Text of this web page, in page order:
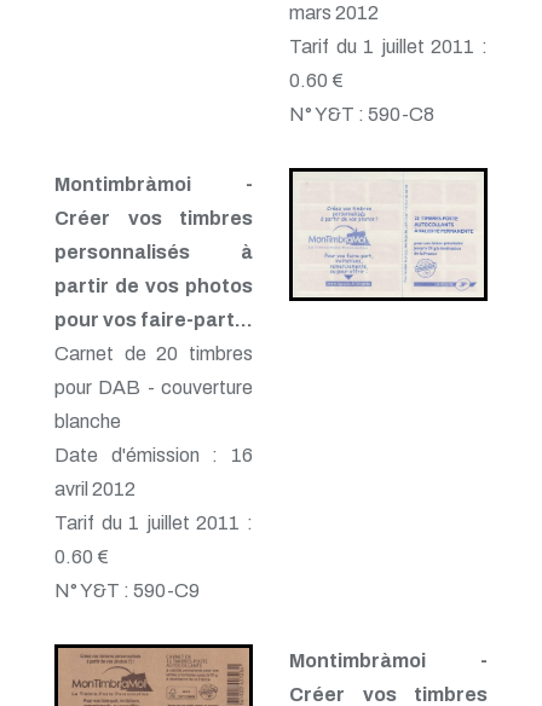
mars 2012
Tarif du 1 juillet 2011 :
0.60 €
N° Y&T : 590-C8
Montimbràmoi -
Créer vos timbres
personnalisés à
partir de vos photos
pour vos faire-part...
Carnet de 20 timbres
pour DAB - couverture
blanche
Date d'émission : 16
avril 2012
Tarif du 1 juillet 2011 :
0.60 €
N° Y&T : 590-C9
Montimbràmoi -
Créer vos timbres